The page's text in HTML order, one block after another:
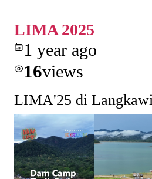
LIMA 2025
1 year ago
16views
LIMA'25 di